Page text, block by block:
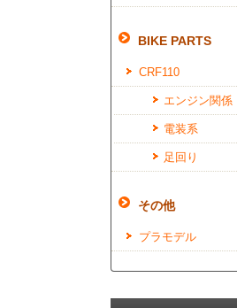
BIKE PARTS
CRF110
エンジン関係
電装系
足回り
その他
プラモデル